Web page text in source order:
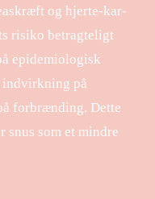
og hjerte-kar-
risiko betragteligt
epidemiologisk
indvirkning på
forbrænding. Dette
snus som et mindre